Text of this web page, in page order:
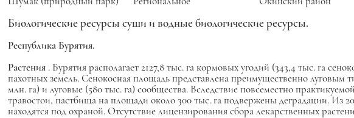
Биологические ресурсы суши и водные биологические ресурсы.
Республика Бурятия.
Растения . Бурятия располагает 2127,8 тыс. га кормовых угодий (343,4 тыс. га
пахотных земель. Сенокосная площадь представлена преимущественно
млн. га) и луговые (580 тыс. га) сообщества. Вследствие повсеместно
травостои, пастбища на площади около 300 тыс. га подвержены деградации. Из
находятся под охраной. Отсутствие лицензирования сбора лекарственных